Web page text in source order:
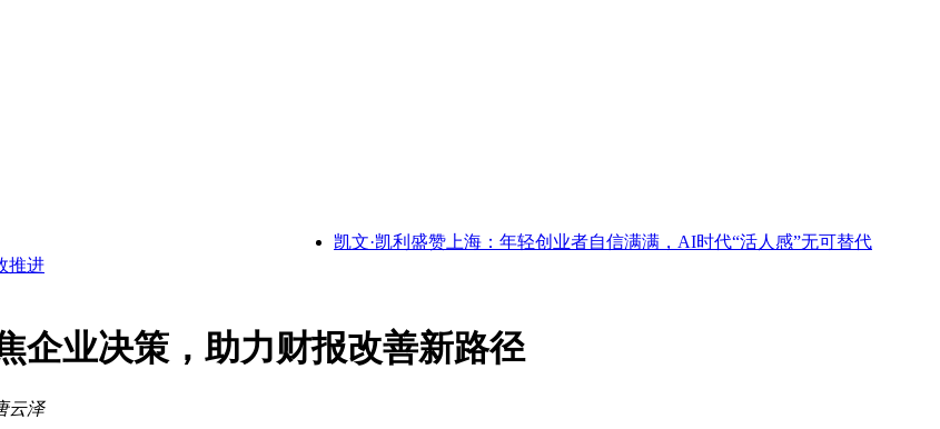
凯文·凯利盛赞上海：年轻创业者自信满满，AI时代“活人感”无可替代
进
企业决策，助力财报改善新路径
云泽